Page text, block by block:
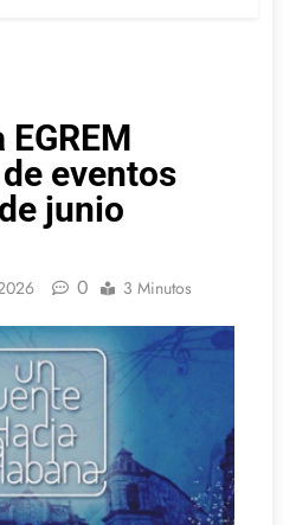
eventos
junio
0 3 Minutos